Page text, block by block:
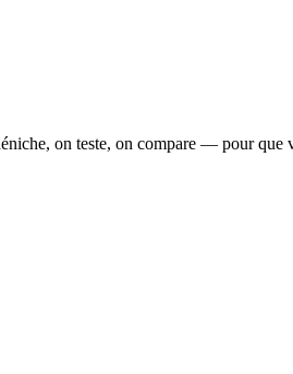
on teste, on compare — pour que